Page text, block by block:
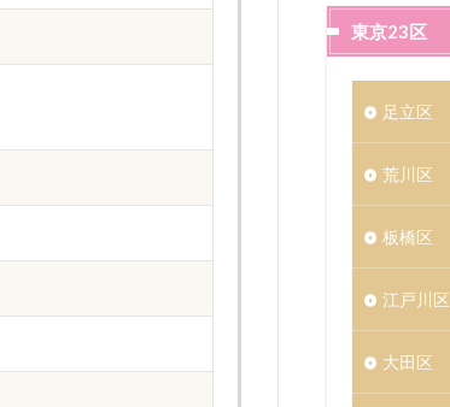
東京23区
足立区
荒川区
板橋区
江戸川区
大田区